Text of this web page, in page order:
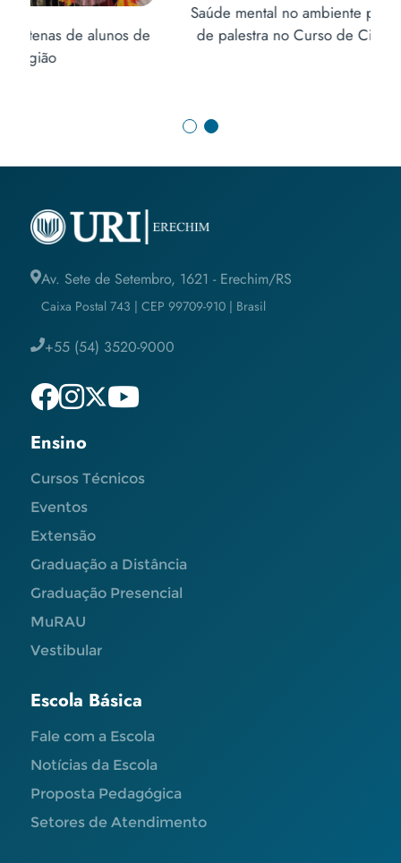
Saúde mental no ambiente profissional é tema
de palestra no Curso de Ciências Contábeis
Av. Sete de Setembro, 1621 - Erechim/RS
Caixa Postal 743 | CEP 99709-910 | Brasil
+55 (54) 3520-9000
Ensino
Cursos Técnicos
Eventos
Extensão
Graduação a Distância
Graduação Presencial
MuRAU
Vestibular
Escola Básica
Fale com a Escola
Notícias da Escola
Proposta Pedagógica
Setores de Atendimento